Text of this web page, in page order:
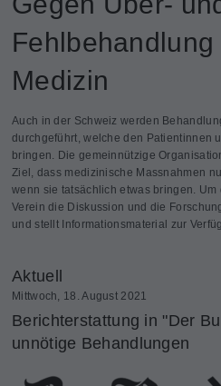
Fehlbehandlung
Medizin
Auch in der Schweiz werden
durchgeführt, welche den Patientinnen
bringen. Die gemeinnützige
Ziel, dass medizinische Massnahmen
wenn sie tatsächlich etwas bringen.
Verein die Diskussion und die
und stellt Informationsmaterial zur
Aktuell
Mittwoch, 18. August 2021
Berichterstattung in "Der
unnötige Behandlungen